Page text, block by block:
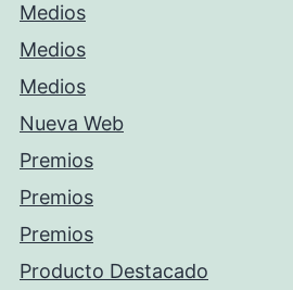
Medios
Medios
Medios
Nueva Web
Premios
Premios
Premios
Producto Destacado